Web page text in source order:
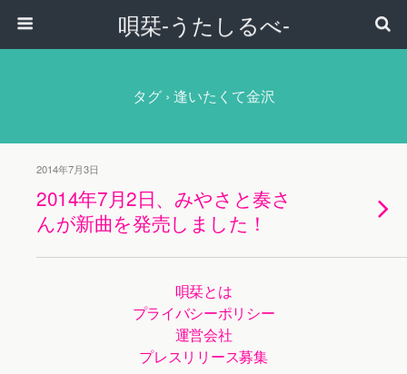
唄栞-うたしるべ-
タグ › 逢いたくて金沢
2014年7月3日
2014年7月2日、みやさと奏さ
んが新曲を発売しました！
唄栞とは
プライバシーポリシー
運営会社
プレスリリース募集